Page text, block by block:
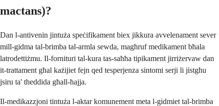
mactans)?
Dan l-antivenin jintuża speċifikament biex jikkura avvelenament sever
mill-gidma tal-brimba tal-armla sewda, magħruf medikament bħala
latrodettiżmu. Il-fornituri tal-kura tas-saħħa tipikament jirriżervaw dan
it-trattament għal każijiet fejn qed tesperjenza sintomi serji li jistgħu
jsiru ta' theddida għall-ħajja.
Il-medikazzjoni tintuża l-aktar komunement meta l-gidmiet tal-brimba